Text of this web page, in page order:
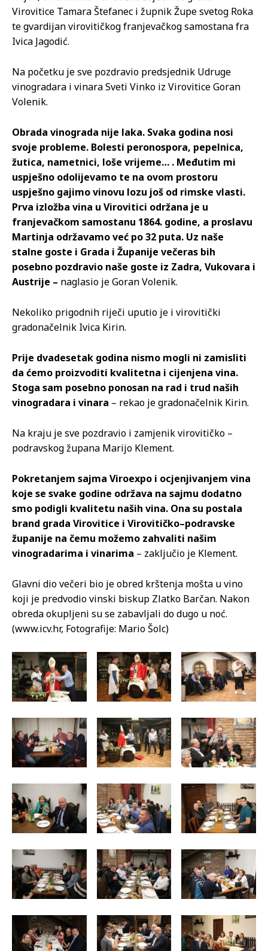
Virovitice Tamara Štefanec i župnik Župe svetog Roka
te gvardijan virovitičkog franjevačkog samostana fra
Ivica Jagodić.
Na početku je sve pozdravio predsjednik Udruge
vinogradara i vinara Sveti Vinko iz Virovitice Goran
Volenik.
Obrada vinograda nije laka. Svaka godina nosi
svoje probleme. Bolesti peronospora, pepelnica,
žutica, nametnici, loše vrijeme… . Međutim mi
uspješno odolijevamo te na ovom prostoru
uspješno gajimo vinovu lozu još od rimske vlasti.
Prva izložba vina u Virovitici održana je u
franjevačkom samostanu 1864. godine, a proslavu
Martinja održavamo već po 32 puta. Uz naše
stalne goste i Grada i Županije večeras bih
posebno pozdravio naše goste iz Zadra, Vukovara i
Austrije – naglasio je Goran Volenik.
Nekoliko prigodnih riječi uputio je i virovitički
gradonačelnik Ivica Kirin.
Prije dvadesetak godina nismo mogli ni zamisliti
da ćemo proizvoditi kvalitetna i cijenjena vina.
Stoga sam posebno ponosan na rad i trud naših
vinogradara i vinara – rekao je gradonačelnik Kirin.
Na kraju je sve pozdravio i zamjenik virovitičko –
podravskog župana Marijo Klement.
Pokretanjem sajma Viroexpo i ocjenjivanjem vina
koje se svake godine održava na sajmu dodatno
smo podigli kvalitetu naših vina. Ona su postala
brand grada Virovitice i Virovitičko–podravske
županije na čemu možemo zahvaliti našim
vinogradarima i vinarima – zaključio je Klement.
Glavni dio večeri bio je obred krštenja mošta u vino
koji je predvodio vinski biskup Zlatko Barčan. Nakon
obreda okupljeni su se zabavljali do dugo u noć.
(www.icv.hr, Fotografije: Mario Šolc)